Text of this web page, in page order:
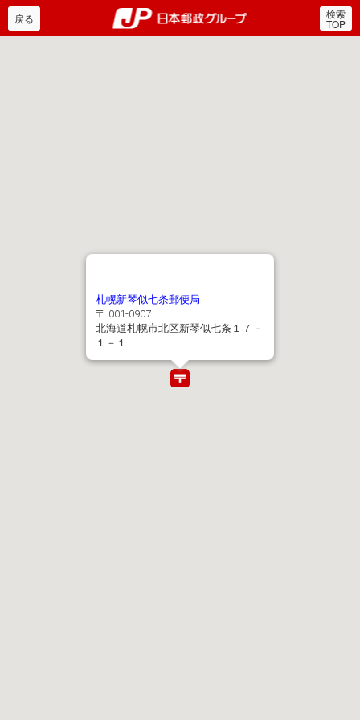
郵便局・日本郵政グルー
戻る 検索
TOP
札幌新琴似七条郵便局
〒 001-0907
北海道札幌市北区新琴似七条１７－
１－１